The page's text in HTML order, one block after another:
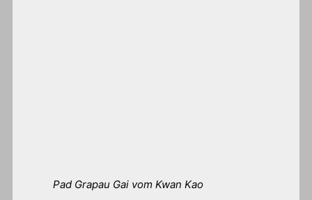
Pad Grapau Gai vom Kwan Kao